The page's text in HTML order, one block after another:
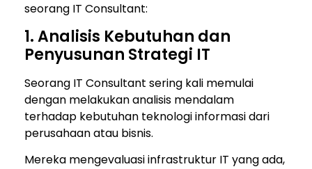
seorang IT Consultant:
1. Analisis Kebutuhan dan
Penyusunan Strategi IT
Seorang IT Consultant sering kali memulai
dengan melakukan analisis mendalam
terhadap kebutuhan teknologi informasi dari
perusahaan atau bisnis.
Mereka mengevaluasi infrastruktur IT yang ada,